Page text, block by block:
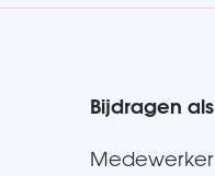
Bijdragen als
Medewerker